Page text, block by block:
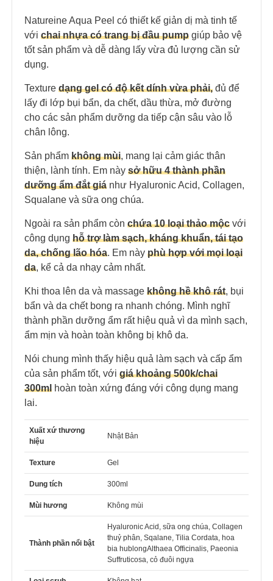
Natureine Aqua Peel có thiết kế giản dị mà tinh tế
với chai nhựa có trang bị đầu pump giúp bảo vệ
tốt sản phẩm và dễ dàng lấy vừa đủ lượng cần sử
dụng.
Texture dạng gel có độ kết dính vừa phải, đủ để
lấy đi lớp bụi bẩn, da chết, dầu thừa, mở đường
cho các sản phẩm dưỡng da tiếp cận sâu vào lỗ
chân lông.
Sản phẩm không mùi, mang lại cảm giác thân
thiện, lành tính. Em này sở hữu 4 thành phần
dưỡng ẩm đắt giá như Hyaluronic Acid, Collagen,
Squalane và sữa ong chúa.
Ngoài ra sản phẩm còn chứa 10 loại thảo mộc với
công dụng hỗ trợ làm sạch, kháng khuẩn, tái tạo
da, chống lão hóa. Em này phù hợp với mọi loại
da, kể cả da nhạy cảm nhất.
Khi thoa lên da và massage không hề khô rát, bụi
bẩn và da chết bong ra nhanh chóng. Mình nghĩ
thành phần dưỡng ẩm rất hiệu quả vì da mình sạch,
ẩm mịn và hoàn toàn không bị khô da.
Nói chung mình thấy hiệu quả làm sạch và cấp ẩm
của sản phẩm tốt, với giá khoảng 500k/chai
300ml hoàn toàn xứng đáng với công dụng mang
lai.
Xuất xứ thương
hiệu
Nhật Bản
Texture Gel
Dung tích 300ml
Mùi hương Không mùi
Thành phần nổi bật
Hyaluronic Acid, sữa ong chúa, Collagen
thuỷ phân, Sqalane, Tilia Cordata, hoa
bia hublongAlthaea Officinalis, Paeonia
Suffruticosa, cỏ đuôi ngựa